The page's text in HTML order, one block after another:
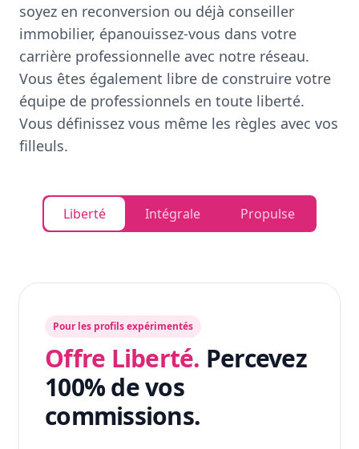
soyez en reconversion ou déjà conseiller
immobilier, épanouissez-vous dans votre
carrière professionnelle avec notre réseau.
Vous êtes également libre de construire votre
équipe de professionnels en toute liberté.
Vous définissez vous même les règles avec vos
filleuls.
Liberté Intégrale Propulse
Pour les profils expérimentés
Offre Liberté. Percevez
100% de vos
commissions.